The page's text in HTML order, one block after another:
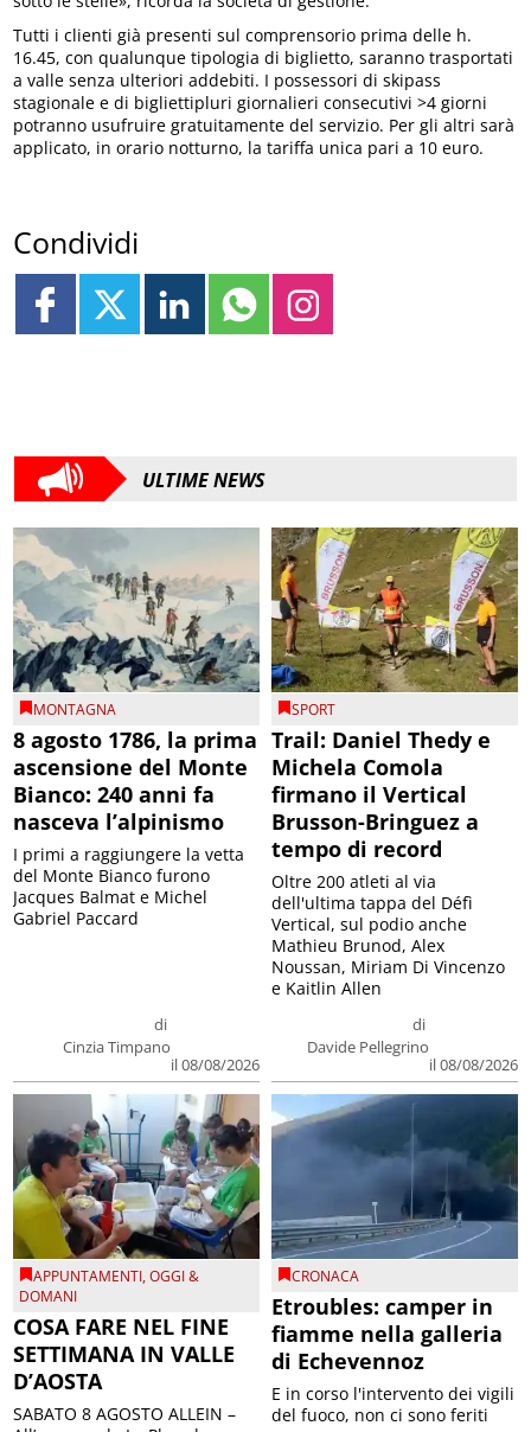
Tutti i clienti già presenti sul comprensorio prima delle h.
16.45, con qualunque tipologia di biglietto, saranno trasportati
a valle senza ulteriori addebiti. I possessori di skipass
stagionale e di bigliettipluri giornalieri consecutivi >4 giorni
potranno usufruire gratuitamente del servizio. Per gli altri sarà
applicato, in orario notturno, la tariffa unica pari a 10 euro.
Condividi
ULTIME NEWS
MONTAGNA
8 agosto 1786, la prima
ascensione del Monte
Bianco: 240 anni fa
nasceva l’alpinismo
di
Cinzia Timpano
il 08/08/2026
I primi a raggiungere la vetta
del Monte Bianco furono
Jacques Balmat e Michel
Gabriel Paccard
SPORT
Trail: Daniel Thedy e
Michela Comola
firmano il Vertical
Brusson-Bringuez a
tempo di record
di
Davide Pellegrino
il 08/08/2026
Oltre 200 atleti al via
dell'ultima tappa del Défì
Vertical, sul podio anche
Mathieu Brunod, Alex
Noussan, Miriam Di Vincenzo
e Kaitlin Allen
APPUNTAMENTI,OGGI &
DOMANI
COSA FARE NEL FINE
SETTIMANA IN VALLE
D’AOSTA
SABATO 8 AGOSTO ALLEIN –
CRONACA
Etroubles: camper in
fiamme nella galleria
di Echevennoz
E in corso l'intervento dei vigili
del fuoco, non ci sono feriti